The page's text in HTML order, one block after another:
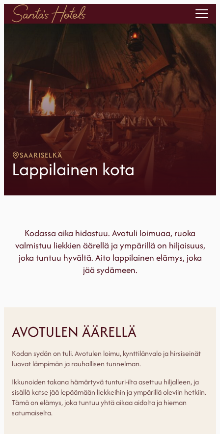
SAARISELKÄ
Lappilainen kota
Kodassa aika hidastuu. Avotuli loimuaa, ruoka
valmistuu liekkien äärellä ja ympärillä on hiljaisuus,
joka tuntuu hyvältä. Aito lappilainen elämys, joka
jää sydämeen.
AVOTULEN ÄÄRELLÄ
Kodan sydän on tuli. Avotulen loimu, kynttilänvalo ja hirsiseinät
luovat lämpimän ja rauhallisen tunnelman.
Ikkunoiden takana hämärtyvä tunturi-ilta asettuu hiljalleen, ja
sisällä katse jää lepäämään liekkeihin ja ympärillä oleviin hetkiin.
Tämä on elämys, joka tuntuu yhtä aikaa aidolta ja hieman
satumaiselta.